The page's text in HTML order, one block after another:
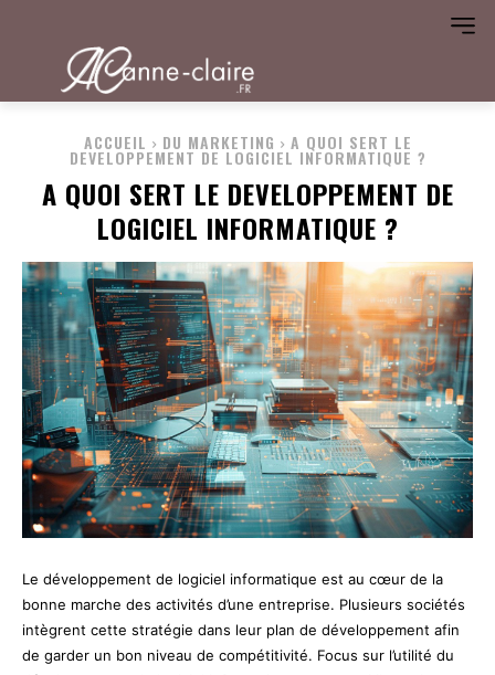
ACCUEIL DU MARKETING A QUOI SERT LE
DEVELOPPEMENT DE LOGICIEL INFORMATIQUE ?
A QUOI SERT LE DEVELOPPEMENT DE
LOGICIEL INFORMATIQUE ?
Le développement de logiciel informatique est au cœur de la
bonne marche des activités d’une entreprise. Plusieurs sociétés
intègrent cette stratégie dans leur plan de développement afin
de garder un bon niveau de compétitivité. Focus sur l’utilité du